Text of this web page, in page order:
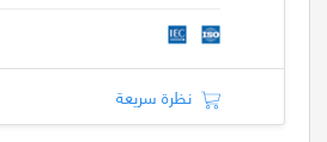
نظرة سريعة